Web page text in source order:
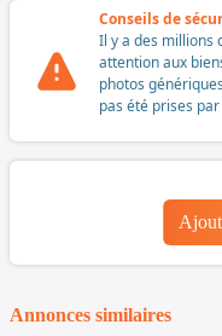
Conseils de
Il y a des millions
attention aux
photos
pas été prises
Annonces similaires